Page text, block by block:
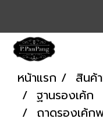
หน้าแรก สินค้
ฐานรองเค้ก
ถาดรองเค้ก